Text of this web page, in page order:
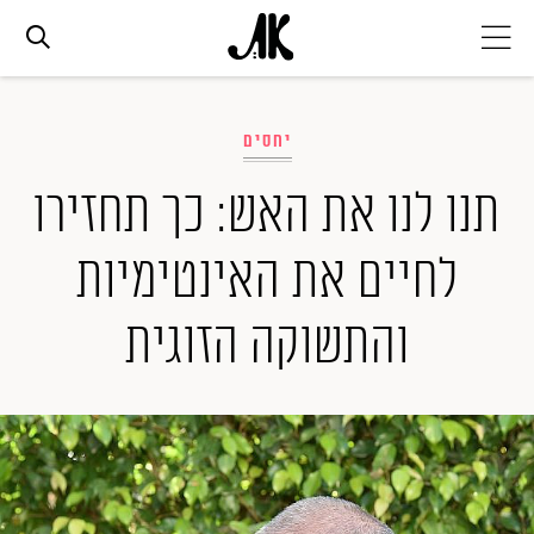
אופנה
ביוטי
סלבס
ערוצים נוספים
המגזין
יחסים
תנו לנו את האש: כך תחזירו
לחיים את האינטימיות
והתשוקה הזוגית